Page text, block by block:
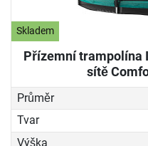
Skladem
Přízemní trampolína
sítě
Průměr
Tvar
Výška